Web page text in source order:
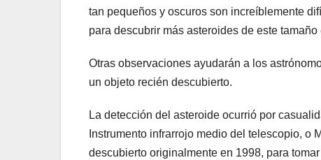
tan pequeños y oscuros son increíblemente
para descubrir más asteroides de este tamaño
Otras observaciones ayudarán a los
un objeto recién descubierto.
La detección del asteroide ocurrió por
Instrumento infrarrojo medio del telescopio, o
descubierto originalmente en 1998, para